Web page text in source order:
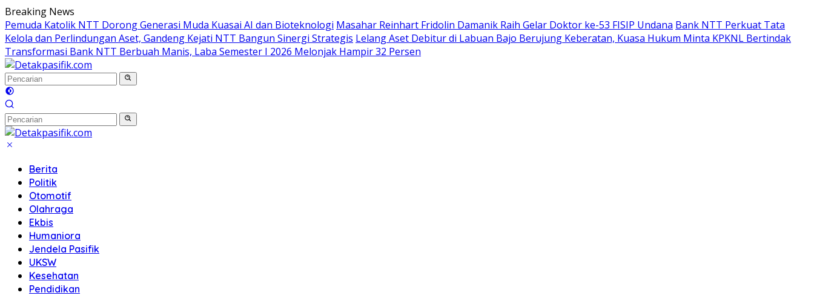
Langsung
ke
konten
Breaking News
Pemuda Katolik NTT Dorong Generasi Muda Kuasai AI dan Bioteknologi Masahar Reinhart Fridolin Damanik Raih Gelar Doktor ke-53 FISIP Undana Bank NTT Perkuat Tata
Kelola dan Perlindungan Aset, Gandeng Kejati NTT Bangun Sinergi Strategis Lelang Aset Debitur di Labuan Bajo Berujung Keberatan, Kuasa Hukum Minta KPKNL Bertindak
Transformasi Bank NTT Berbuah Manis, Laba Semester I 2026 Melonjak Hampir 32 Persen
Berita
Politik
Otomotif
Olahraga
Ekbis
Humaniora
Jendela Pasifik
UKSW
Kesehatan
Pendidikan